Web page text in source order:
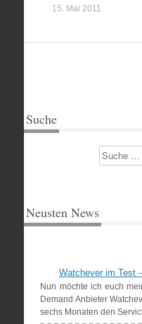
15. Mai 2011
Suche
Suchen
Neusten News
Watchever im Test
Nun möchte ich euch
Demand Anbieter
sechs Monaten den